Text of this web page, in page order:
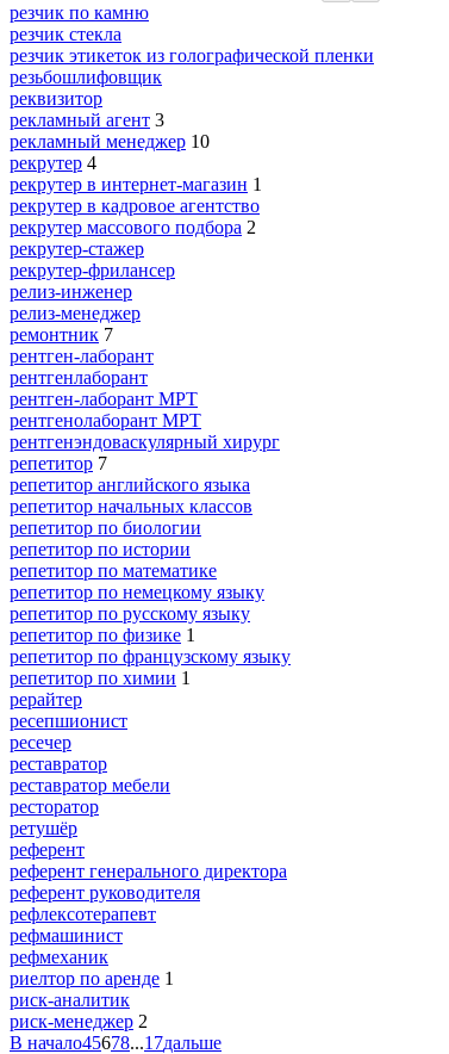
резчик по камню
резчик стекла
резчик этикеток из голографической пленки
резьбошлифовщик
реквизитор
рекламный агент 3
рекламный менеджер 10
рекрутер 4
рекрутер в интернет-магазин 1
рекрутер в кадровое агентство
рекрутер массового подбора 2
рекрутер-стажер
рекрутер-фрилансер
релиз-инженер
релиз-менеджер
ремонтник 7
рентген-лаборант
рентгенлаборант
рентген-лаборант МРТ
рентгенолаборант МРТ
рентгенэндоваскулярный хирург
репетитор 7
репетитор английского языка
репетитор начальных классов
репетитор по биологии
репетитор по истории
репетитор по математике
репетитор по немецкому языку
репетитор по русскому языку
репетитор по физике 1
репетитор по французскому языку
репетитор по химии 1
рерайтер
ресепшионист
ресечер
реставратор
реставратор мебели
ресторатор
ретушёр
референт
референт генерального директора
референт руководителя
рефлексотерапевт
рефмашинист
рефмеханик
риелтор по аренде 1
риск-аналитик
риск-менеджер 2
В начало45678...17дальше